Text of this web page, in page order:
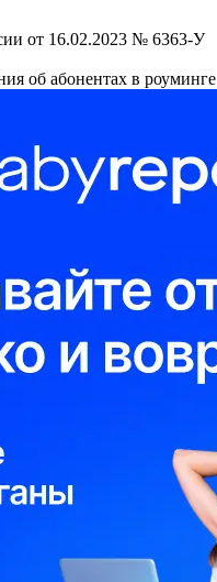
от 16.02.2023 № 6363-У
об абонентах в роуминге